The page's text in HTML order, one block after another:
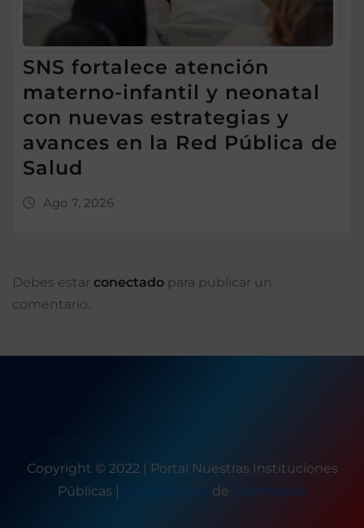
SNS fortalece atención
materno-infantil y neonatal
con nuevas estrategias y
avances en la Red Pública de
Salud
Ago 7, 2026
Debes estar conectado para publicar un
comentario.
Copyright © 2022 | Portal Nuestras Instituciones
Públicas | Seattle News de ThemeArile